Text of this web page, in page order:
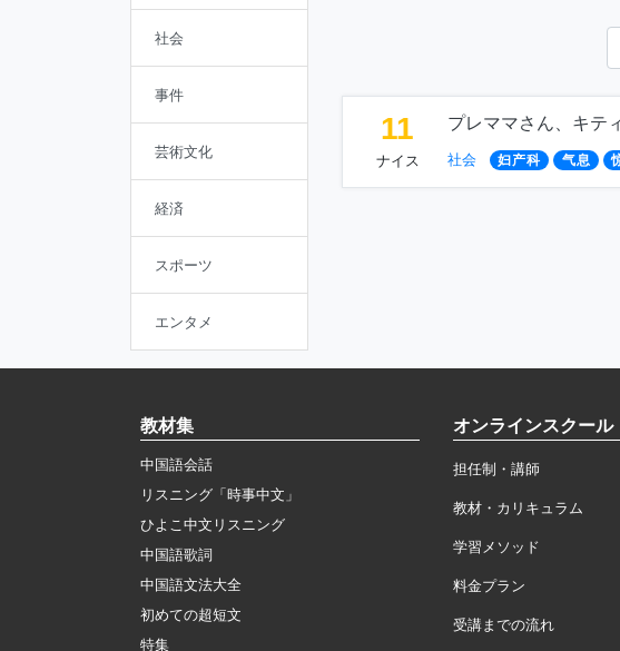
社会
事件
芸術文化
経済
スポーツ
エンタメ
11
ナイス
プレママさん、キテ
社会 妇产科 气息
教材集
中国語会話
リスニング「時事中文」
ひよこ中文リスニング
中国語歌詞
中国語文法大全
初めての超短文
特集
オンラインスクール
担任制・講師
教材・カリキュラム
学習メソッド
料金プラン
受講までの流れ